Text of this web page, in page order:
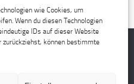
wie Cookies, um
Wenn du diesen Technologien
IDs auf dieser Website
können bestimmte